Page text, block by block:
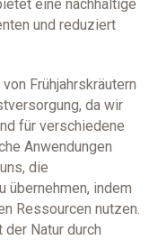
eine nachhaltige
und reduziert
Frühjahrskräutern
da wir
für verschiedene
Anwendungen
die
übernehmen, indem
Ressourcen nutzen.
Natur durch